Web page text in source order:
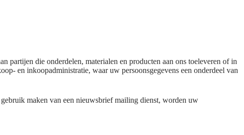
partijen die onderdelen, materialen en producten aan ons toeleveren of in
en inkoopadministratie, waar uw persoonsgegevens een onderdeel van
maken van een nieuwsbrief mailing dienst, worden uw